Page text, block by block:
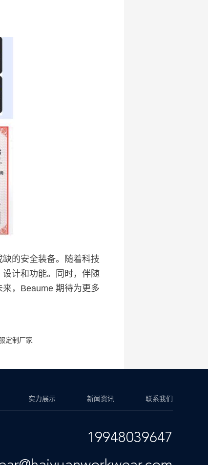
的安全装备。随着科技
计和功能。同时，伴随
，Beaume 期待为更多
定制厂家
实力展示 新闻资讯 联系我们
19948039647